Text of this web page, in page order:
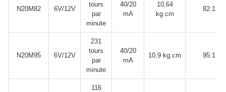
N20M82 6V/12V
tours
par
minute
40/20
mA
10,64
kg.cm
82:1
N20M95 6V/12V
231
tours
par
minute
40/20
mA
10,9 kg.cm 95:1
116